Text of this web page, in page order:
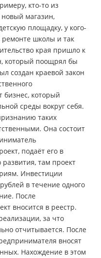
кто-то из
магазин,
площадку, у кого-
ремонте школы и так
края пришло к
который поощрял бы
создан краевой закон
бизнес, который
среды вокруг себя.
таких
Она состоит
подаёт его в
развития, там проект
Инвестиции
в течение одного
После
вносится в реестр.
за что
отчитывается. После
вносят
Нахождение в этом